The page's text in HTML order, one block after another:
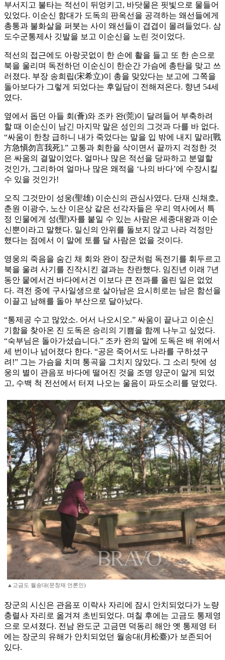
부서지고 불타는 적선이 뒤엉키고, 바닷물은 핏빛으로 물들어
있었다. 이순신 함대가 도독의 판옥선을 공격하는 왜선들에게
총통과 불화살을 퍼붓는 사이 왜선들이 겹겹이 몰려들었다. 삼
도수군통제사 깃발을 보고 이순신을 노린 것이었다.
적선의 접근에도 아랑곳없이 한 손에 활을 들고 또 한 손으로
북을 울리며 독전하던 이순신이 한순간 가슴에 총탄을 맞고 쓰
러졌다. 부장 송희립(宋希立)이 총을 맞았다는 보고에 그쪽을
돌아보다가 그렇게 되었다는 후일담이 전해져온다. 향년 54세
였다.
옆에서 돕던 아들 회(薈)와 조카 완(莞)이 달려들어 부축하려
할 때 이순신이 남긴 마지막 말은 성인의 그것과 다를 바 없다.
“싸움이 한창 급하니 내가 죽었다는 말을 입 밖에 내지 말라[戰
方急愼勿言我死].” 고통과 회한을 삭이면서 끝까지 걱정한 것
은 싸움의 결말이었다. 얼마나 많은 적선을 당파하고 분멸할
것인가, 그리하여 얼마나 많은 왜적을 ‘나의 바다’에 수장시킬
수 있을 것인가!
오직 그것만이 성웅(聖雄) 이순신의 관심사였다. 단재 신채호,
춘원 이광수, 노산 이은상 같은 선각자들은 우리 역사에서 특
정 인물에게 성(聖)자를 붙일 수 있는 사람은 세종대왕과 이순
신뿐이라고 말했다. 일신의 안위를 돌보지 않고 나라 걱정만
했다는 점에서 이 말에 토를 달 사람은 없을 것이다.
영웅의 죽음을 숨긴 채 회와 완이 장군처럼 독전기를 휘두르고
북을 울려 사기를 진작시킨 결과는 찬란했다. 임진년 이래 7년
동안 뭍에서건 바다에서건 이보다 큰 전과를 올린 일은 없었
다. 격전 중에 구사일생으로 살아남은 요시히로는 남은 함선을
이끌고 남해를 돌아 부산으로 달아났다.
“통제공 수고 많았소. 어서 나오시오.” 싸움이 끝나고 이순신
기함을 찾아온 진 도독은 승리의 기쁨을 함께 나누고 싶었다.
“숙부님은 돌아가셨습니다.” 조카 완의 말에 도독은 배 위에서
세 번이나 넘어졌다 한다. “공은 죽어서도 나라를 구하셨구
려!” 그는 가슴을 치며 통곡을 그치지 않았다. 그 소리 탓에 성
웅의 별이 관음포 바다에 떨어진 것을 조명 양군이 알게 되었
고, 수백 척 전선에서 터져 나오는 울음이 파도소리를 덮었다.
▲고금도 월송대(문창재 언론인)
장군의 시신은 관음포 이락사 자리에 잠시 안치되었다가 노량
충렬사 자리로 옮겨져 초빈되었다. 며칠 후에는 고금도 통제영
으로 모셔졌다. 전남 완도군 고금면 덕동리 해안 옛 통제영 터
에는 장군의 유해가 안치되었던 월송대(月松臺)가 보존되어
있다.